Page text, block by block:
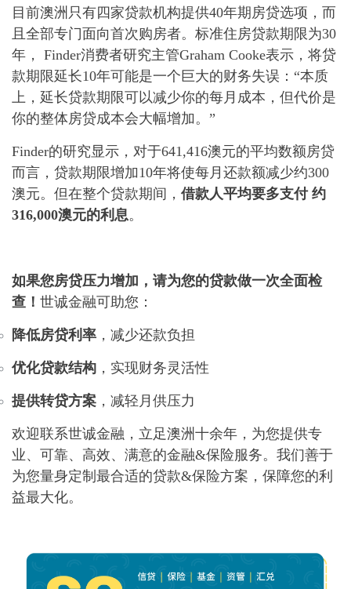
目前澳洲只有四家贷款机构提供40年期房贷选项，而
且全部专门面向首次购房者。标准住房贷款期限为30
年， Finder消费者研究主管Graham Cooke表示，将贷
款期限延长10年可能是一个巨大的财务失误：“本质
上，延长贷款期限可以减少你的每月成本，但代价是
你的整体房贷成本会大幅增加。”
Finder的研究显示，对于641,416澳元的平均数额房贷
而言，贷款期限增加10年将使每月还款额减少约300
澳元。但在整个贷款期间， 借款人平均要多支付 约
316,000澳元的利息。
如果您房贷压力增加，请为您的贷款做一次全面检
查！ 世诚金融可助您：
降低房贷利率 ，减少还款负担
优化贷款结构 ，实现财务灵活性
提供转贷方案 ，减轻月供压力
欢迎联系世诚金融，立足澳洲十余年，为您提供专
业、可靠、高效、满意的金融&保险服务。我们善于
为您量身定制最合适的贷款&保险方案，保障您的利
益最大化。